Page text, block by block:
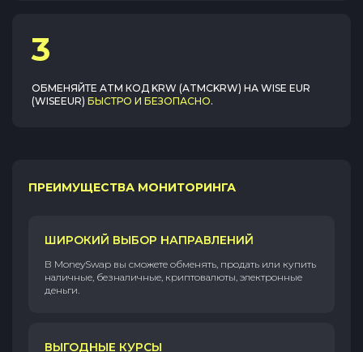
3
ОБМЕНЯЙТЕ ATM КОД KRW (ATMCKRW) НА WISE EUR
(WISEEUR) БЫСТРО И БЕЗОПАСНО.
ПРЕИМУЩЕСТВА МОНИТОРИНГА
ШИРОКИЙ ВЫБОР НАПРАВЛЕНИЙ
В MoneySwap вы сможете обменять, продать или купить
наличные, безналичные, криптовалюты, электронные
деньги.
ВЫГОДНЫЕ КУРСЫ